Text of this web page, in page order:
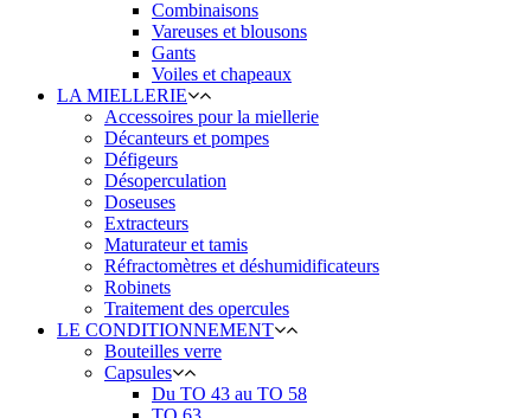
Combinaisons
Vareuses et blousons
Gants
Voiles et chapeaux
LA MIELLERIE
Accessoires pour la miellerie
Décanteurs et pompes
Défigeurs
Désoperculation
Doseuses
Extracteurs
Maturateur et tamis
Réfractomètres et déshumidificateurs
Robinets
Traitement des opercules
LE CONDITIONNEMENT
Bouteilles verre
Capsules
Du TO 43 au TO 58